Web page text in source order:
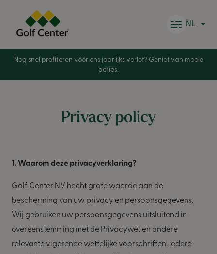
NL
Nog snel profiteren vóór ons jaarlijks verlof? Geniet van mooie
acties.
Privacy policy
1. Waarom deze privacyverklaring?
Golf Center NV hecht grote waarde aan de
bescherming van uw privacy en persoonsgegevens.
Wij gebruiken uw persoonsgegevens uitsluitend in
overeenstemming met de Privacywet en andere
relevante vigerende wettelijke voorschriften. Iedere